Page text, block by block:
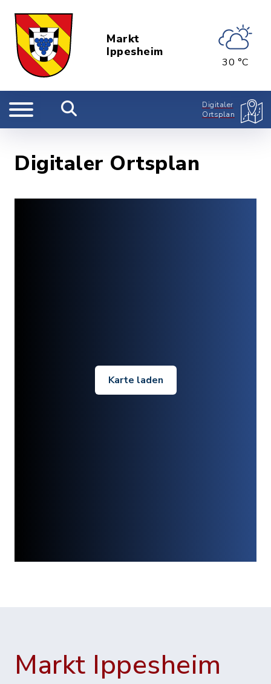
Markt
Ippesheim
30 °C
Digitaler
Ortsplan
Digitaler Ortsplan
Karte laden
Markt Ippesheim